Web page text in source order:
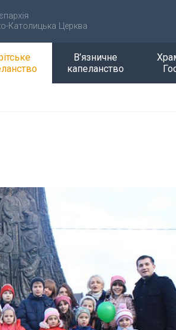
Католицька Церква
В’язничне
капеланство